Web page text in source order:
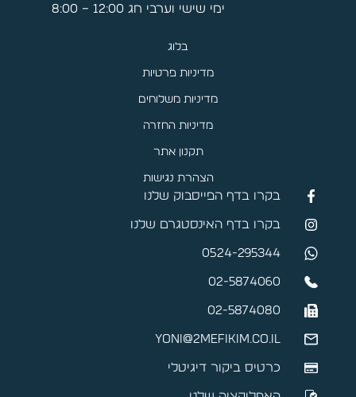
ימי שישי וערבי חג 12:00 – 8:00
בלוג
מדיניות פרטיות
מדיניות משלוחים
מדיניות החזרה
תקנון אתר
הצהרת נגישות
בקרו בדף הפייסבוק שלנו
בקרו בדף האינסטגרם שלנו
0524-295344
02-5874060
02-5874080
yoni@2mefikim.co.il
כרטיס ביקור דיגיטלי